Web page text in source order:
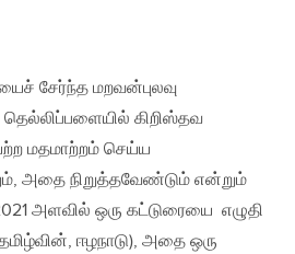
சேர்ந்த மறவன்புலவு
கிறிஸ்தவ
மதமாற்றம் செய்ய
அதை நிறுத்தவேண்டும் என்றும்
அளவில் ஒரு கட்டுரையை எழுதி
ஈழநாடு), அதை ஒரு